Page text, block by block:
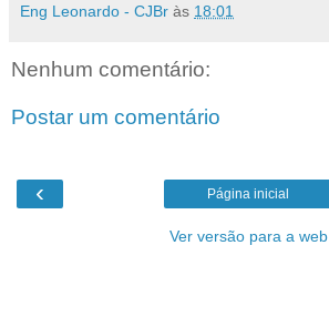
Eng Leonardo - CJBr às 18:01
Nenhum comentário:
Postar um comentário
‹ Página inicial
Ver versão para a web